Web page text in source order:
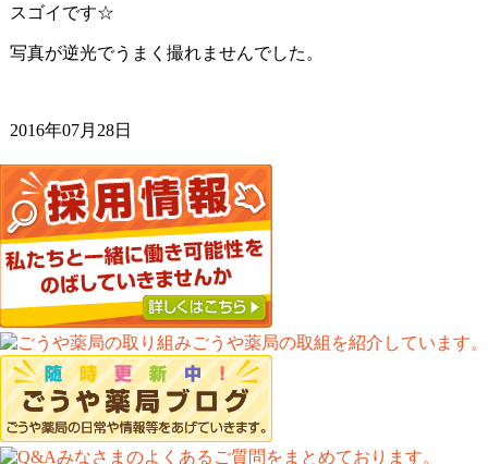
スゴイです☆
写真が逆光でうまく撮れませんでした。
2016年07月28日